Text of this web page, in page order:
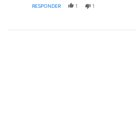
RESPONDER 1 1